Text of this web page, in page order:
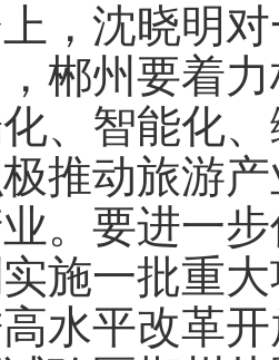
沈晓明对
郴州要着
、智能化
推动旅游
。要进一
施一批重
水平改革